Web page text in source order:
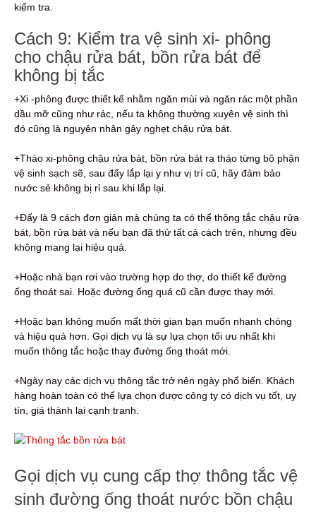
kiểm tra.
Cách 9: Kiểm tra vệ sinh xi- phông
cho chậu rửa bát, bồn rửa bát để
không bị tắc
+Xi -phông được thiết kế nhằm ngăn mùi và ngăn rác một phần
dầu mỡ cũng như rác, nếu ta không thường xuyên vệ sinh thì
đó cũng là nguyên nhân gây nghẹt chậu rửa bát.
+Tháo xi-phông chậu rửa bát, bồn rửa bát ra tháo từng bộ phận
vệ sinh sạch sẽ, sau đấy lắp lại y như vị trí cũ, hãy đảm bảo
nước sẻ không bị rỉ sau khi lắp lại.
+Đấy là 9 cách đơn giản mà chúng ta có thể thông tắc chậu rửa
bát, bồn rửa bát và nếu bạn đã thử tất cả cách trên, nhưng đều
không mang lại hiệu quả.
+Hoặc nhà bạn rơi vào trường hợp do thợ, do thiết kế đường
ống thoát sai. Hoặc đường ống quá cũ cần được thay mới.
+Hoặc bạn không muốn mất thời gian bạn muốn nhanh chóng
và hiệu quả hơn. Gọi dịch vụ là sự lựa chọn tối ưu nhất khi
muốn thông tắc hoặc thay đường ống thoát mới.
+Ngày nay các dịch vụ thông tắc trở nên ngày phổ biến. Khách
hàng hoàn toàn có thể lựa chọn được công ty có dịch vụ tốt, uy
tín, giá thành lại cạnh tranh.
Gọi dịch vụ cung cấp thợ thông tắc vệ
sinh đường ống thoát nước bồn chậu